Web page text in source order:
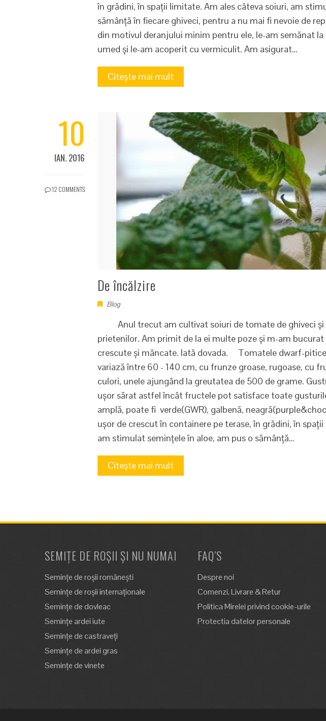
în grădini, în spații limitate. Am ales câteva soiuri, am
sămânță în fiecare ghiveci, pentru a nu mai fi nevoie de
din motivul deranjului minim pentru ele, le-am semănat
umed și le-am acoperit cu vermiculit. Am asigurat…
Citește mai mult
10
IAN. 2016
12 COMMENTS
De încălzire
Blog
Anul trecut am cultivat soiuri de tomate de ghiveci și
prietenilor. Am primit de la ei multe poze și m-am
crescute și mâncate. Iată dovada. Tomatele dwarf-
variază între 60 - 140 cm, cu frunze groase, rugoase, cu
culori, unele ajungând la greutatea de 500 de grame.
ușor sărat astfel încât fructele pot satisface toate
amplă, poate fi verde(GWR), galbenă,
ușor de crescut în containere pe terase, în grădini, în
am stimulat semințele în aloe, am pus o sămânță…
Citește mai mult
SEMIȚE DE ROȘII ȘI NU NUMAI
Semințe de roșii românești
Semințe de roșii internaționale
Semințe de dovleac
Semințe ardei iute
Semințe de castraveți
Semințe de ardei gras
Semințe de vinete
FAQ’S
Despre noi
Comenzi, Livrare & Retur
Politica Mirelei privind cookie-urile
Protectia datelor personale